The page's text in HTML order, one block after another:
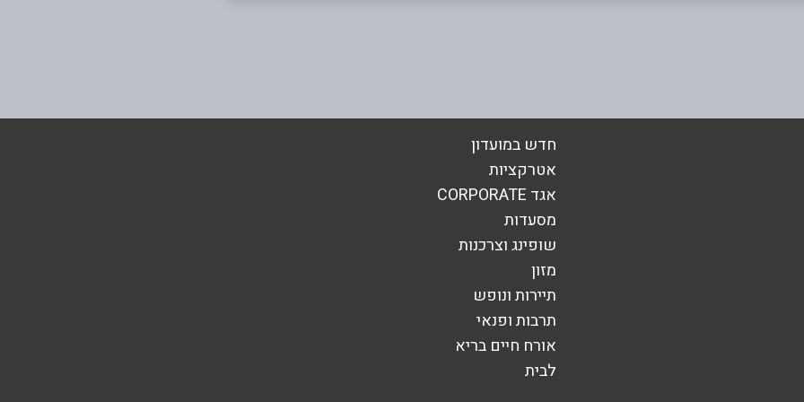
אימייל*
חדש במועדון
אטרקציות
אגד CORPORATE
מסעדות
שופינג וצרכנות
מזון
תיירות ונופש
תרבות ופנאי
אורח חיים בריא
לבית